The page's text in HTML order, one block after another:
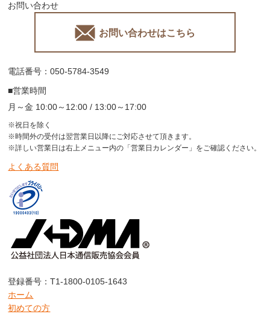
お問い合わせ
お問い合わせはこちら
電話番号：050-5784-3549
■営業時間
月～金 10:00～12:00 / 13:00～17:00
※祝日を除く
※時間外の受付は翌営業日以降にご対応させて頂きます。
※詳しい営業日は右上メニュー内の「営業日カレンダー」をご確認ください。
よくある質問
登録番号：T1-1800-0105-1643
ホーム
初めての方